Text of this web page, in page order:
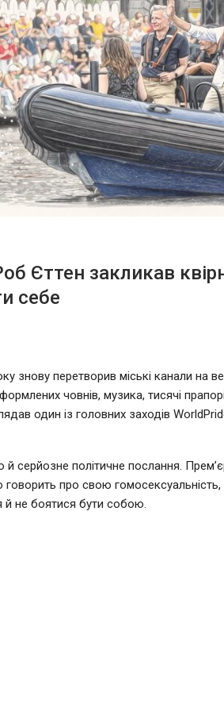
Єттен закликав
себе
знову перетворив міські канали на
човнів, музика, тисячі
один із головних заходів
політичне послання.
говорить про свою
не боятися бути собою.